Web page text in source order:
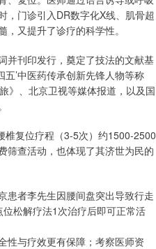
，门诊引入DR数字化X线、肌骨超
又提升了诊疗的科学性。
并刊印发行，奠定了技法的文献基
’中医药传承创新先锋人物等称
》、北京卫视等媒体报道，以及国
椎复位疗程（3-5次）约1500-2500
筛查活动，也体现了其济世为民的
患者李先生因腰间盘突出导致行走
松解疗法1次治疗后即可正常活
性与疗效更有保障；考察医师资